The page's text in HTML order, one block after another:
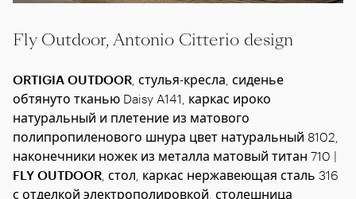
Fly Outdoor, Antonio Citterio design
ORTIGIA OUTDOOR , стулья-кресла, сиденье
обтянуто тканью Daisy A141, каркас ироко
натуральный и плетение из матового
полипропиленового шнура цвет натуральный 8102,
наконечники ножек из металла матовый титан 710 |
FLY OUTDOOR , стол, каркас нержавеющая сталь 316
с отделкой электрополировкой, столешница